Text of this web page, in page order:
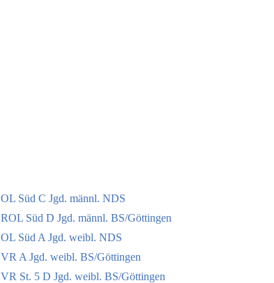
OL Süd C Jgd. männl. NDS
ROL Süd D Jgd. männl. BS/Göttingen
OL Süd A Jgd. weibl. NDS
VR A Jgd. weibl. BS/Göttingen
VR St. 5 D Jgd. weibl. BS/Göttingen